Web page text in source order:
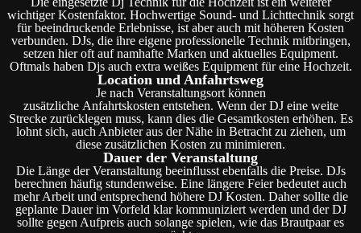
wichtiger Kostenfaktor. Hochwertige Sound- und Lichttechnik sorgt
für beeindruckende Erlebnisse, ist aber auch mit höheren Kosten
verbunden. DJs, die ihre eigene professionelle Technik mitbringen,
setzen hier oft auf namhafte Marken und aktuelles Equipment.
Oftmals haben Djs auch extra weißes Equipment für eine Hochzeit.
Location und Anfahrtsweg
Je nach Veranstaltungsort können
zusätzliche Anfahrtskosten entstehen. Wenn der DJ eine weite
Strecke zurücklegen muss, kann dies die Gesamtkosten erhöhen. Es
lohnt sich, auch Anbieter aus der Nähe in Betracht zu ziehen, um
diese zusätzlichen Kosten zu minimieren.
Dauer der Veranstaltung
Die Länge der Veranstaltung beeinflusst ebenfalls die Preise. DJs
berechnen häufig stundenweise. Eine längere Feier bedeutet auch
mehr Arbeit und entsprechend höhere DJ Kosten. Daher sollte die
geplante Dauer im Vorfeld klar kommuniziert werden und der DJ
sollte gegen Aufpreis auch solange spielen, wie das Brautpaar es